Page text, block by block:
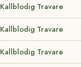
Kallblodig Travare
Kallblodig Travare
Kallblodig Travare